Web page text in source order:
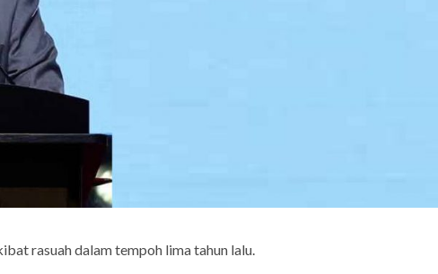
rasuah dalam tempoh lima tahun lalu.